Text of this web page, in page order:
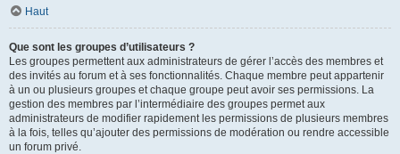
Haut
Que sont les groupes d’utilisateurs ?
Les groupes permettent aux administrateurs de gérer l’accès des membres et
des invités au forum et à ses fonctionnalités. Chaque membre peut appartenir
à un ou plusieurs groupes et chaque groupe peut avoir ses permissions. La
gestion des membres par l’intermédiaire des groupes permet aux
administrateurs de modifier rapidement les permissions de plusieurs membres
à la fois, telles qu’ajouter des permissions de modération ou rendre accessible
un forum privé.